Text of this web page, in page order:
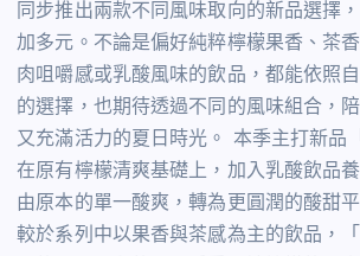
同步推出兩款不同風味取向的新品選擇
加多元。不論是偏好純粹檸檬果香、茶
肉咀嚼感或乳酸風味的飲品，都能依照
的選擇，也期待透過不同的風味組合，
又充滿活力的夏日時光。 本季主打新品
在原有檸檬清爽基礎上，加入乳酸飲品
由原本的單一酸爽，轉為更圓潤的酸甜
較於系列中以果香與茶感為主的飲品，